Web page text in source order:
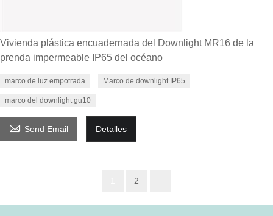
Vivienda plástica encuadernada del Downlight MR16 de la
prenda impermeable IP65 del océano
marco de luz empotrada Marco de downlight IP65
marco del downlight gu10
 Send Email Detalles
2